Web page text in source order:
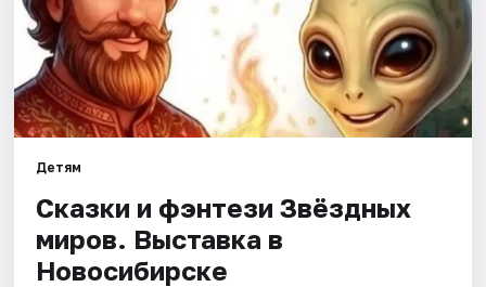
Экскурсии
Спорт
События
Города
Площадки
Детям
Сказки и фэнтези Звёздных
миров. Выставка в
Новосибирске